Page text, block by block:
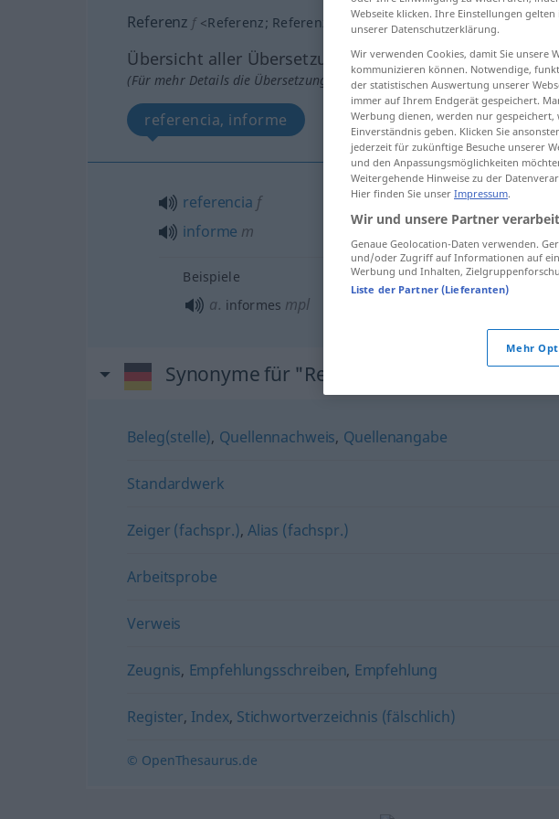
Referenz f <Referenz; Referenzen >
Übersicht aller Übersetzungen
(Für mehr Details die Übersetzung anklicken/antippen)
referencia, informe
referencia f
informe m
Beispiele
a. informes mpl
Synonyme für "Referenz"
Beleg(stelle), Quellennachweis, Quellenangabe
Standardwerk
Zeiger (fachspr.), Alias (fachspr.)
Arbeitsprobe
Verweis
Zeugnis, Empfehlungsschreiben, Empfehlung
Register, Index, Stichwortverzeichnis (fälschlich)
© OpenThesaurus.de
Webseite klicken. Ihre Einstellungen
unserer Datenschutzerklärung.
Wir verwenden Cookies, damit Sie unsere
kommunizieren können. Notwendige,
der statistischen Auswertung unserer
immer auf Ihrem Endgerät gespeichert.
Werbung dienen, werden nur
Einverständnis geben. Klicken Sie
jederzeit für zukünftige Besuche unserer
und den Anpassungsmöglichkeiten
Weitergehende Hinweise zu der
Hier finden Sie unser Impressum.
Wir und unsere Partner
Genaue Geolocation-Daten verwenden.
und/oder Zugriff auf Informationen auf
Werbung und Inhalten,
Liste der Partner (Lieferanten)
Mehr